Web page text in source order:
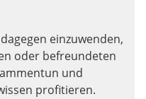
einzuwenden,
oder befreundeten
und
profitieren.